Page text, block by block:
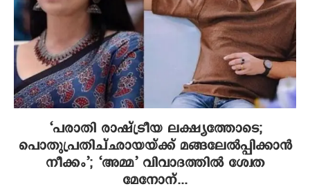
‘പരാതി രാഷ്ട്രീയ ലക്ഷ്യത്തോടെ;
പൊതുപ്രതിച്ഛായയ്ക്ക് മങ്ങലേല്‍പ്പിക്കാന്‍
നീക്കം’; ‘അമ്മ’ വിവാദത്തില്‍ ശ്വേത
മേനോന്...